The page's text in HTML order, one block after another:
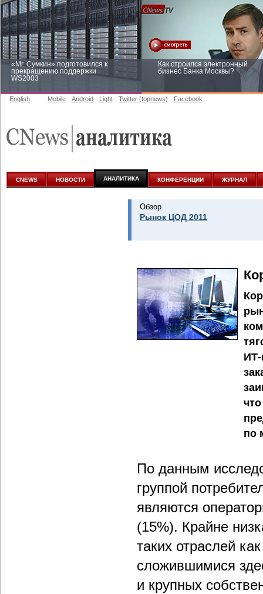
«Mr. Сумкин» подготовился к
прекращению поддержки
WS2003
Как строился электронный
бизнес Банка Москвы?
аналитике
English Mobile Android Light Twitter (topnews) Facebook
CNEWS НОВОСТИ АНАЛИТИКА КОНФЕРЕНЦИИ ЖУРНАЛ
Обзор
Рынок ЦОД 2011
ИТ-
по
По данным
группой
являются
(15%). Крайне
таких отраслей
сложившимися
и крупных